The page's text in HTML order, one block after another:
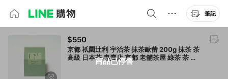
筆記
商品已停售
$550
京都 祇園辻利 宇治茶 抹茶歐蕾 200g 抹茶 茶
高級 日本茶 專賣店 京都 老舖茶屋 綠茶 茶 禮
品 特產 土產 京都特產 辻利 禮品 禮物 日本必